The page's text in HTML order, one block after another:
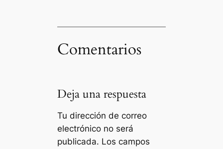
Comentarios
Deja una respuesta
Tu dirección de correo
electrónico no será
publicada. Los campos